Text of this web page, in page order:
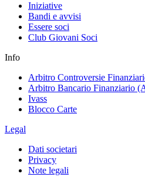
Iniziative
Bandi e avvisi
Essere soci
Club Giovani Soci
Info
Arbitro Controversie
Arbitro Bancario Finanziario
Ivass
Blocco Carte
Legal
Dati societari
Privacy
Note legali